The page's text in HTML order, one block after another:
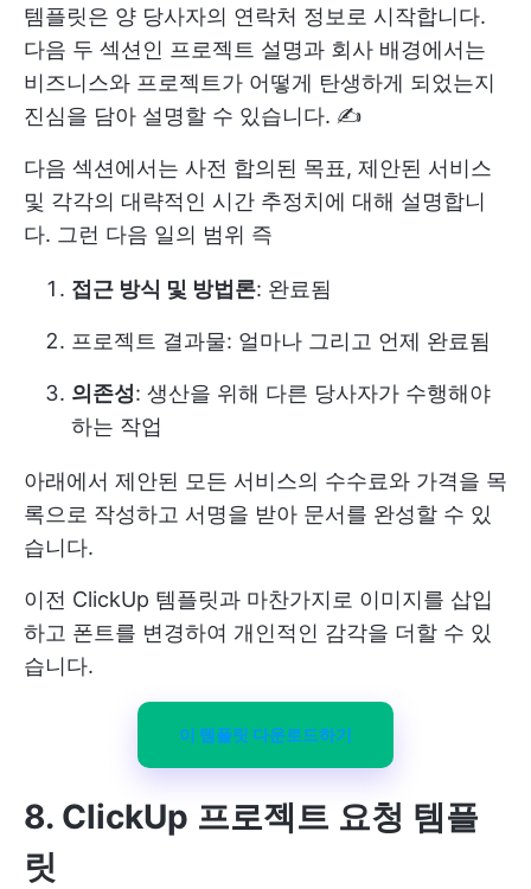
템플릿은 양 당사자의 연락처 정보로 시작합니다.
다음 두 섹션인 프로젝트 설명과 회사 배경에서는
비즈니스와 프로젝트가 어떻게 탄생하게 되었는지
진심을 담아 설명할 수 있습니다. ✍️
다음 섹션에서는 사전 합의된 목표, 제안된 서비스
및 각각의 대략적인 시간 추정치에 대해 설명합니
다. 그런 다음 일의 범위 즉
접근 방식 및 방법론: 완료됨
프로젝트 결과물: 얼마나 그리고 언제 완료됨
의존성: 생산을 위해 다른 당사자가 수행해야
하는 작업
아래에서 제안된 모든 서비스의 수수료와 가격을 목
록으로 작성하고 서명을 받아 문서를 완성할 수 있
습니다.
이전 ClickUp 템플릿과 마찬가지로 이미지를 삽입
하고 폰트를 변경하여 개인적인 감각을 더할 수 있
습니다.
이 템플릿 다운로드하기
8. ClickUp 프로젝트 요청 템플
릿